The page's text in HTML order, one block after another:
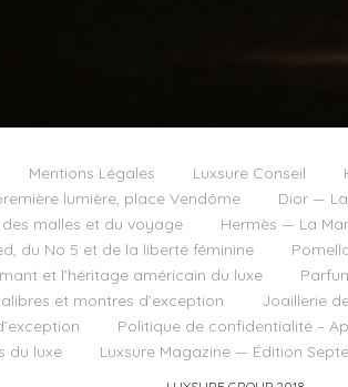
Mentions Légales Luxsure Conseil
lumière, place Vendôme
Dior —
malles et du voyage
Hermès — La
du No 5 et de la liberté féminine
et l’héritage américain du luxe
et montres d’exception
Joaillerie
Politique de confidentialité –
du luxe
Luxsure Magazine — Édition